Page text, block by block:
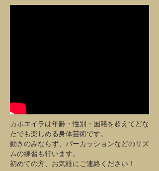
カポエイラは年齢・性別・国籍を超えてどな
たでも楽しめる身体芸術です。
動きのみならず、パーカッションなどのリズ
ムの練習も行います。
初めての方、お気軽にご連絡ください！